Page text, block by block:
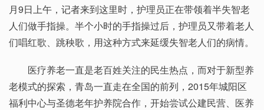
月9日上午，记者来到这里时，护理员正在带领着半失智老
人们做手指操。半个小时的手指操过后，护理员又带着老人
们唱红歌、跳秧歌，用这种方式来延缓失智老人们的病情。
医疗养老一直是老百姓关注的民生热点，而对于新型养
老模式的探索，青岛一直走在全国的前列，2015年城阳区
福利中心与圣德老年护养院合作，开始尝试公建民营、医养